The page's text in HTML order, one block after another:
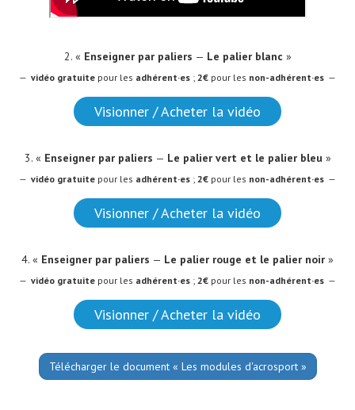
2. « Enseigner par paliers — Le palier blanc »
— vidéo gratuite pour les adhérent·es ; 2€ pour les non-adhérent·es —
Visionner / Acheter la vidéo
3. « Enseigner par paliers — Le palier vert et le palier bleu»
— vidéo gratuite pour les adhérent·es ; 2€ pour les non-adhérent·es —
Visionner / Acheter la vidéo
4. « Enseigner par paliers — Le palier rouge et le palier noir »
— vidéo gratuite pour les adhérent·es ; 2€ pour les non-adhérent·es —
Visionner / Acheter la vidéo
Télécharger le document « Les modules d'acrosport »